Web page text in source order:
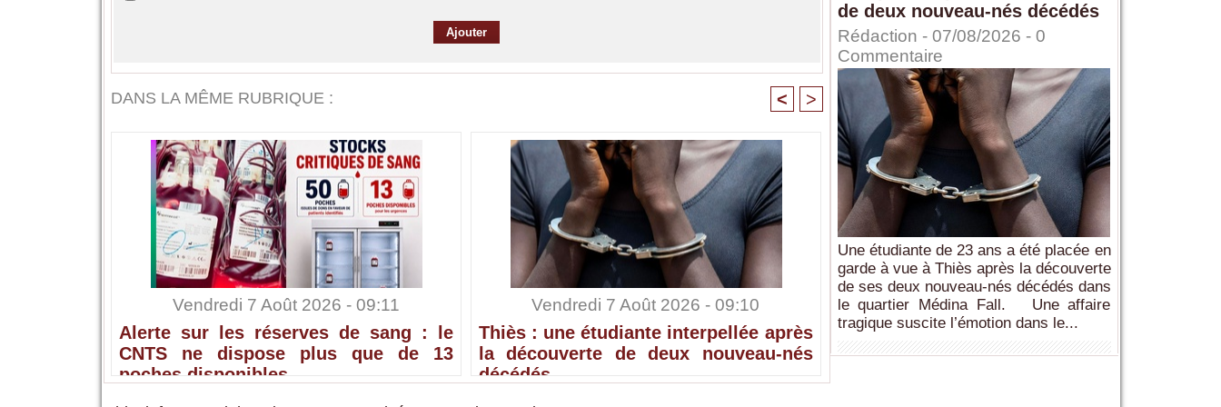
DANS LA MÊME RUBRIQUE : < >
Vendredi 7 Août 2026 - 09:11
Alerte sur les réserves de sang : le
CNTS ne dispose plus que de 13
poches disponibles
Vendredi 7 Août 2026 - 09:10
Thiès : une étudiante interpellée après
la découverte de deux nouveau-nés
décédés
de deux nouveau-nés décédés
Rédaction - 07/08/2026 - 0
Commentaire
Une étudiante de 23 ans a été placée en
garde à vue à Thiès après la découverte
de ses deux nouveau-nés décédés dans
le quartier Médina Fall. Une affaire
tragique suscite l’émotion dans le...